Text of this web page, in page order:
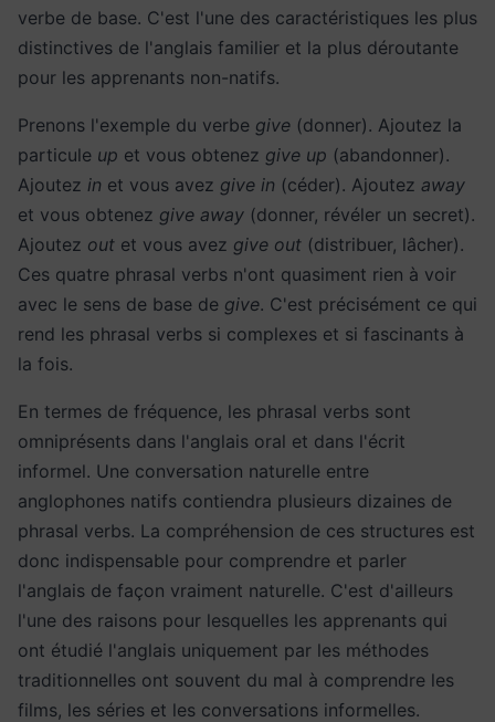
verbe de base. C'est l'une des caractéristiques les plus
distinctives de l'anglais familier et la plus déroutante
pour les apprenants non-natifs.
Prenons l'exemple du verbe give (donner). Ajoutez la
particule up et vous obtenez give up (abandonner).
Ajoutez in et vous avez give in (céder). Ajoutez away
et vous obtenez give away (donner, révéler un secret).
Ajoutez out et vous avez give out (distribuer, lâcher).
Ces quatre phrasal verbs n'ont quasiment rien à voir
avec le sens de base de give. C'est précisément ce qui
rend les phrasal verbs si complexes et si fascinants à
la fois.
En termes de fréquence, les phrasal verbs sont
omniprésents dans l'anglais oral et dans l'écrit
informel. Une conversation naturelle entre
anglophones natifs contiendra plusieurs dizaines de
phrasal verbs. La compréhension de ces structures est
donc indispensable pour comprendre et parler
l'anglais de façon vraiment naturelle. C'est d'ailleurs
l'une des raisons pour lesquelles les apprenants qui
ont étudié l'anglais uniquement par les méthodes
traditionnelles ont souvent du mal à comprendre les
films, les séries et les conversations informelles.